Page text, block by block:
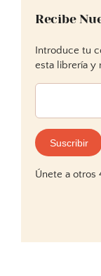
Recibe
Introduce tu
esta librería y
Dirección
correo
electrónico:
Suscribir
Únete a otros